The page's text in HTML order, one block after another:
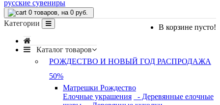
0 товаров, на 0 руб.
В корзине пусто!
Категории
Каталог товаров
РОЖДЕСТВО И НОВЫЙ ГОД РАСПРОДАЖА
50%
Матрешки Рождество
Елочные украшения
- Деревянные елочные